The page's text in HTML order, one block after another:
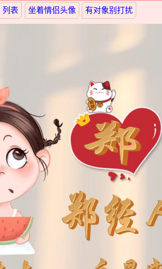
列表 坐着情侣头像 有对象别打扰